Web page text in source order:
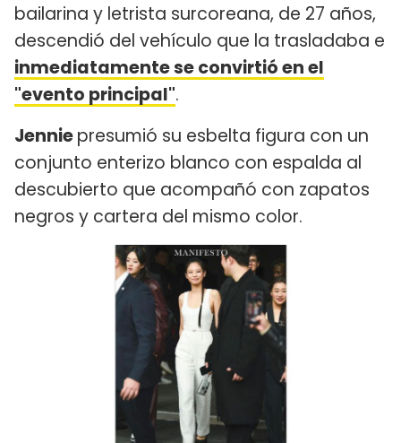
bailarina y letrista surcoreana, de 27 años,
descendió del vehículo que la trasladaba e
inmediatamente se convirtió en el
"evento principal".
Jenniepresumió su esbelta figura con un
conjunto enterizo blanco con espalda al
descubierto que acompañó con zapatos
negros y cartera del mismo color.